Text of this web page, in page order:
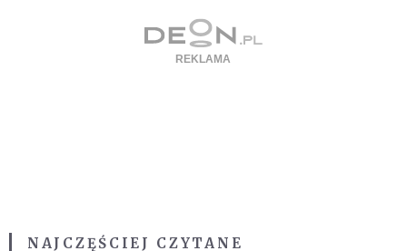
NAJCZĘŚCIEJ CZYTANE